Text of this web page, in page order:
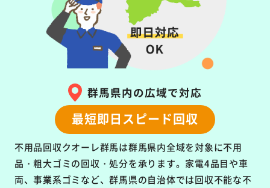
群馬県内の広域で対応
最短即日スピード回収
不用品回収クオーレ群馬は群馬県内全域を対象に不用
品・粗大ゴミの回収・処分を承ります。 家電4品目や車
両、事業系ゴミなど、群馬県の自治体では回収不能な不